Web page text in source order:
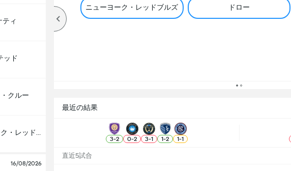
ティ
ッド
クルー
16/08/2026
ニューヨーク・レッドブルズ ドロー
最近の結果
3-2 0-2 3-1 1-2 1-1
直近5試合